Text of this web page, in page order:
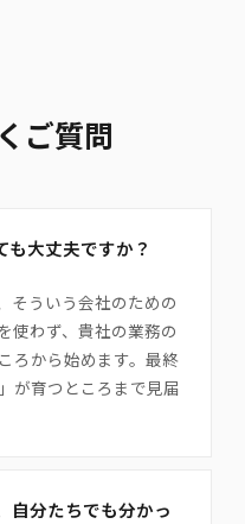
ご質問
大丈夫ですか？
そういう会社のための
使わず、貴社の業務の
ろから始めます。最終
が育つところまで見届
自分たちでも分かっ